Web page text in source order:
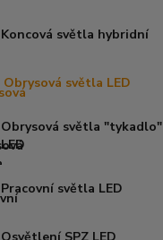
Koncová světla hybridní
Obrysová světla LED
Obrysová světla "tykadlo"
LED
Pracovní světla LED